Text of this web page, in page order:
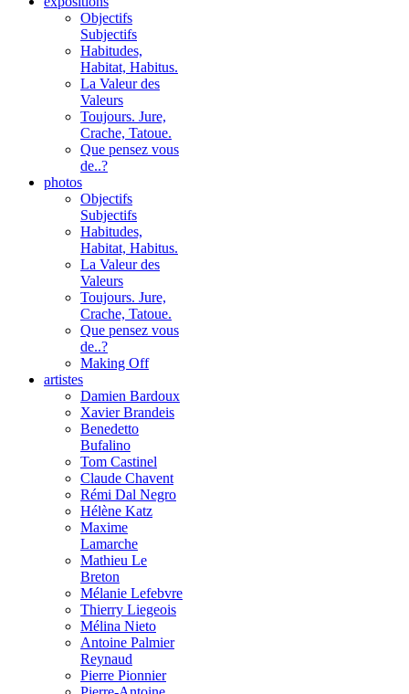
Objectifs
Subjectifs
Habitudes,
Habitat, Habitus.
La Valeur des
Valeurs
Toujours. Jure,
Crache, Tatoue.
Que pensez vous
de..?
photos
Objectifs
Subjectifs
Habitudes,
Habitat, Habitus.
La Valeur des
Valeurs
Toujours. Jure,
Crache, Tatoue.
Que pensez vous
de..?
Making Off
artistes
Damien Bardoux
Xavier Brandeis
Benedetto
Bufalino
Tom Castinel
Claude Chavent
Rémi Dal Negro
Hélène Katz
Maxime
Lamarche
Mathieu Le
Breton
Mélanie Lefebvre
Thierry Liegeois
Mélina Nieto
Antoine Palmier
Reynaud
Pierre Pionnier